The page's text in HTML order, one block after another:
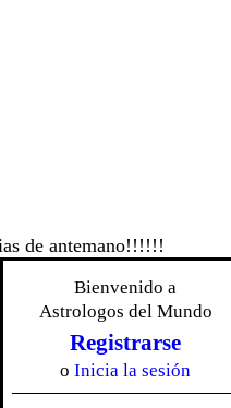
de antemano!!!!!!
Bienvenido a
Astrologos del Mundo
Registrarse
o Inicia la sesión